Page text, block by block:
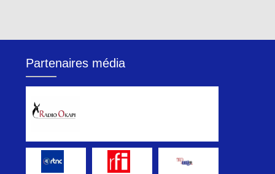
Partenaires média